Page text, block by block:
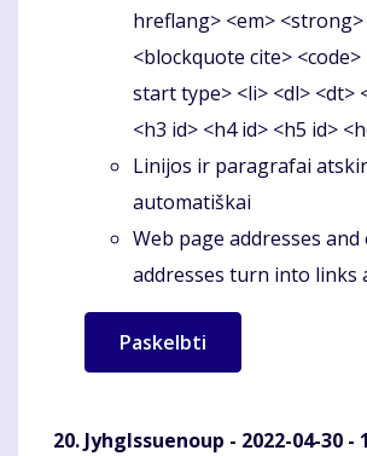
hreflang> <em> <strong>
<blockquote cite>
start type> <li> <dl> <dt>
<h3 id> <h4 id> <h5 id>
Linijos ir paragrafai
automatiškai
Web page addresses and
addresses turn into links
JyhgIssuenoup - 2022-04-30 -